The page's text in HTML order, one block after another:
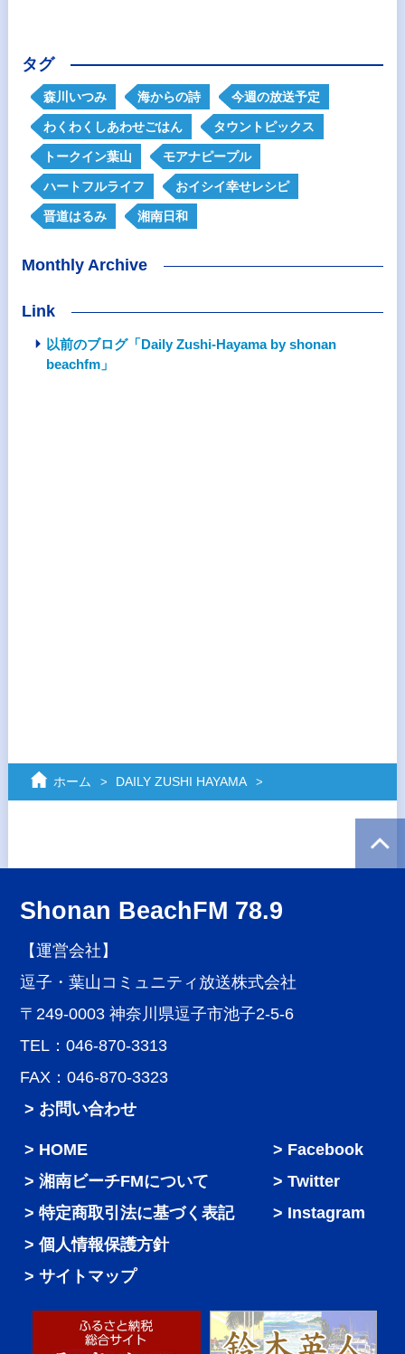
タグ
森川いつみ 海からの詩 今週の放送予定
わくわくしあわせごはん タウントピックス
トークイン葉山 モアナピープル
ハートフルライフ おイシイ幸せレシピ
晋道はるみ 湘南日和
Monthly Archive
Link
以前のブログ「Daily Zushi-Hayama by shonan
beachfm」
ホーム DAILY ZUSHI HAYAMA
Shonan BeachFM 78.9
【運営会社】
逗子・葉山コミュニティ放送株式会社
〒249-0003 神奈川県逗子市池子2-5-6
TEL：046-870-3313
FAX：046-870-3323
> お問い合わせ
HOME
湘南ビーチFMについて
特定商取引法に基づく表記
個人情報保護方針
サイトマップ
Facebook
Twitter
Instagram